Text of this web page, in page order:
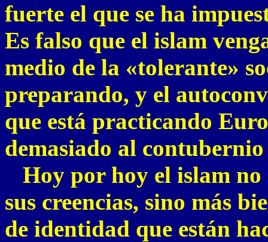
fuerte el que se ha
Es falso que el islam
medio de la «tolerante»
preparando, y el
que está practicando
demasiado al
Hoy por hoy el islam no
sus creencias, sino más
de identidad que están